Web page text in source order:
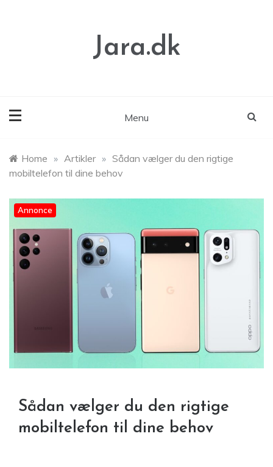
Jara.dk
Menu
Home » Artikler » Sådan vælger du den rigtige
mobiltelefon til dine behov
Annonce
Sådan vælger du den rigtige
mobiltelefon til dine behov